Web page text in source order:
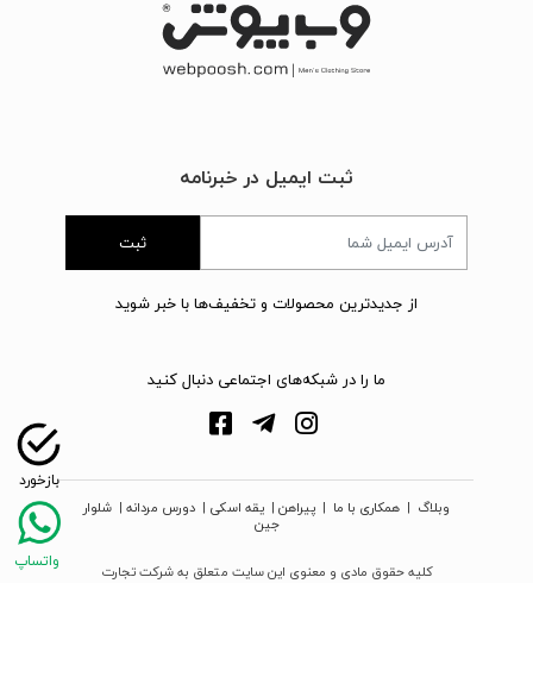
ثبت ایمیل در خبرنامه
ثبت
از جدیدترین محصولات و تخفیف‌ها با خبر شوید
ما را در شبکه‌های اجتماعی دنبال کنید
وبلاگ | همکاری با ما | پیراهن | یقه اسکی | دورس مردانه | شلوار
جین
کلیه حقوق مادی و معنوی این سایت متعلق به شرکت تجارت